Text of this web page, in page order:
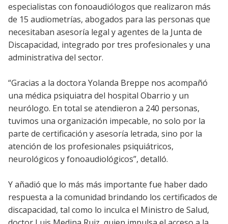
especialistas con fonoaudiólogos que realizaron más
de 15 audiometrías, abogados para las personas que
necesitaban asesoría legal y agentes de la Junta de
Discapacidad, integrado por tres profesionales y una
administrativa del sector.
“Gracias a la doctora Yolanda Breppe nos acompañó
una médica psiquiatra del hospital Obarrio y un
neurólogo. En total se atendieron a 240 personas,
tuvimos una organización impecable, no solo por la
parte de certificación y asesoría letrada, sino por la
atención de los profesionales psiquiátricos,
neurológicos y fonoaudiológicos”, detalló.
Y añadió que lo más más importante fue haber dado
respuesta a la comunidad brindando los certificados de
discapacidad, tal como lo inculca el Ministro de Salud,